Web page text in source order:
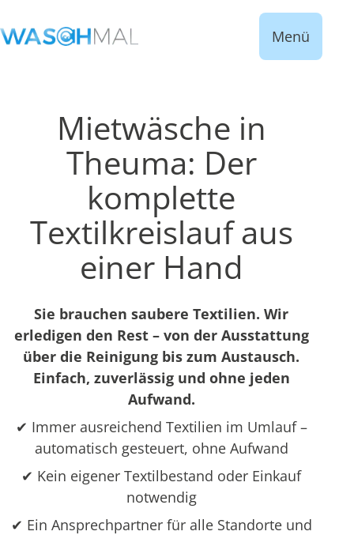
Menü
Mietwäsche in
Theuma: Der
komplette
Textilkreislauf aus
einer Hand
Sie brauchen saubere Textilien. Wir
erledigen den Rest – von der Ausstattung
über die Reinigung bis zum Austausch.
Einfach, zuverlässig und ohne jeden
Aufwand.
✔ Immer ausreichend Textilien im Umlauf –
automatisch gesteuert, ohne Aufwand
✔ Kein eigener Textilbestand oder Einkauf
notwendig
✔ Ein Ansprechpartner für alle Standorte und